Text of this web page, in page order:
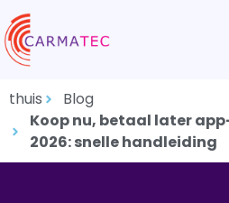
thuis
Blog
Koop nu, betaal later
2026: snelle handleiding